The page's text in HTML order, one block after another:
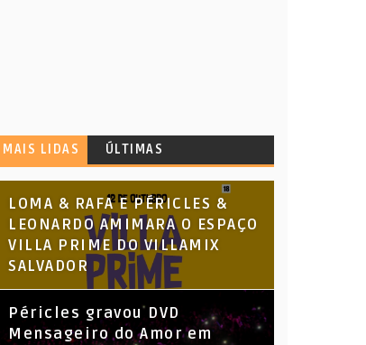
MAIS LIDAS ÚLTIMAS
LOMA & RAFA E PÉRICLES &
LEONARDO AMIMARA O ESPAÇO
VILLA PRIME DO VILLAMIX
SALVADOR
Péricles gravou DVD
Mensageiro do Amor em